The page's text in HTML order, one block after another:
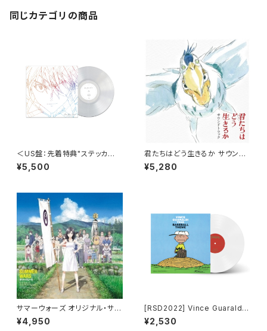
同じカテゴリの商品
＜US盤：先着特典"ステッカ
ー"付き＞宇多田ヒカル - One
Last Kiss (US Clear Vinyl)
¥5,500
君たちはどう生きるか サウンド
トラック
¥5,280
サマーウォーズ オリジナル・サウ
ンドトラック＜完全生産限定盤
＞
¥4,950
[RSD2022] Vince Guaraldi
Trio_ - Baseball Theme_
(7")
¥2,530